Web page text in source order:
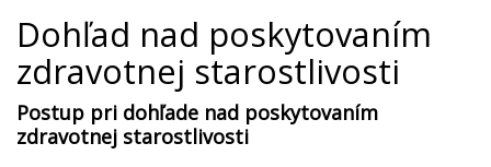
Dohľad nad poskytovaním
zdravotnej starostlivosti
Postup pri dohľade nad poskytovaním
zdravotnej starostlivosti